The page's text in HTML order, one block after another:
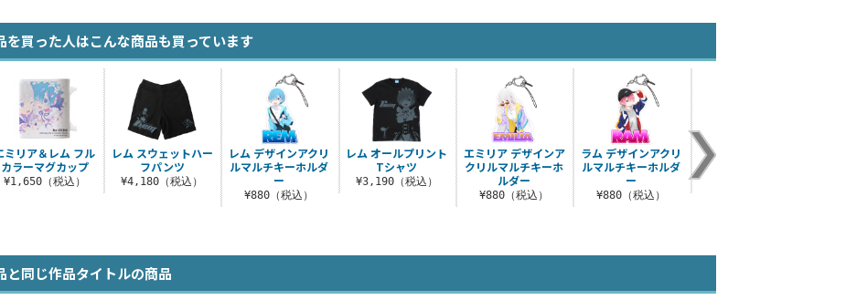
を買った人はこんな商品も買っています
レム デザインアクリ
ルマルチキーホルダ
ー
¥880（税込）
レム オールプリント
Tシャツ
¥3,190（税込）
エミリア デザインア
クリルマルチキーホ
ルダー
¥880（税込）
ラム デザインアクリ
ルマルチキーホルダ
ー
¥880（税込）
レム サーモタンブラ
ミリア＆レム フル
カラーマグカップ
¥1,650（税込）
レム スウェットハー
フパンツ
¥4,180（税込）
と同じ作品タイトルの商品